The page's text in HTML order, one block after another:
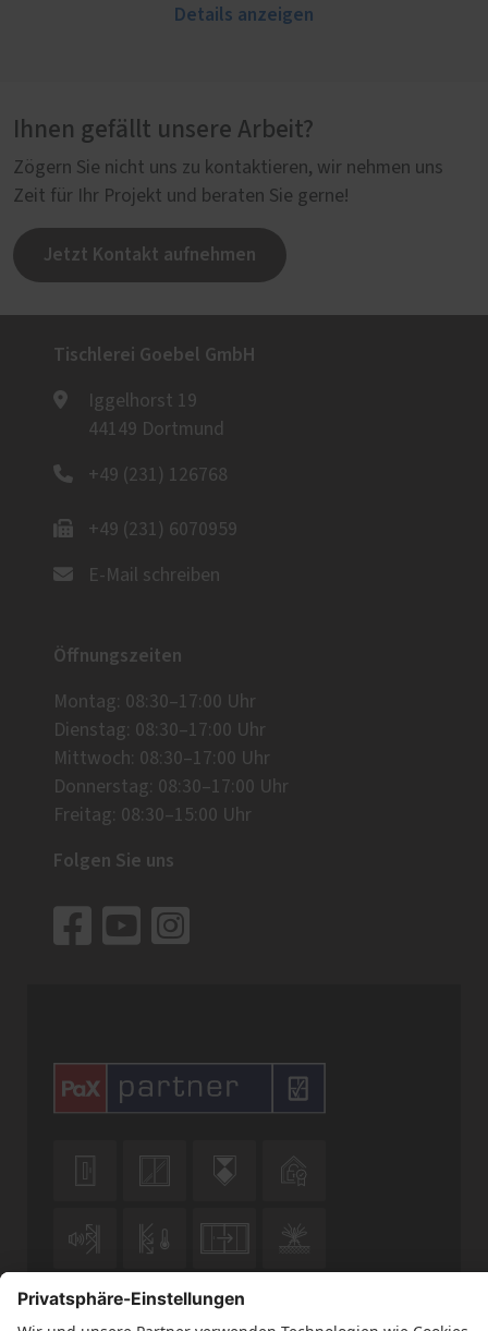
Details anzeigen
Ihnen gefällt unsere Arbeit?
Zögern Sie nicht uns zu kontaktieren, wir nehmen uns
Zeit für Ihr Projekt und beraten Sie gerne!
Jetzt Kontakt aufnehmen
Tischlerei Goebel GmbH
Iggelhorst 19
44149 Dortmund
+49 (231) 126768
+49 (231) 6070959
E-Mail schreiben
Öffnungszeiten
Montag: 08:30–17:00 Uhr
Dienstag: 08:30–17:00 Uhr
Mittwoch: 08:30–17:00 Uhr
Donnerstag: 08:30–17:00 Uhr
Freitag: 08:30–15:00 Uhr
Folgen Sie uns
  
   
  